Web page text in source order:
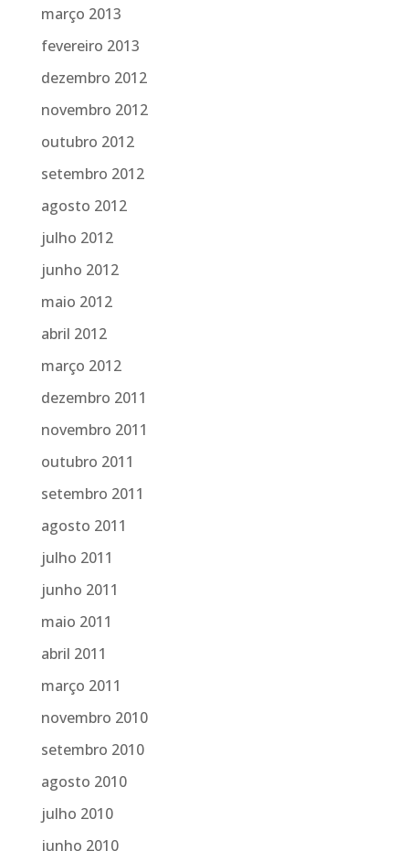
março 2013
fevereiro 2013
dezembro 2012
novembro 2012
outubro 2012
setembro 2012
agosto 2012
julho 2012
junho 2012
maio 2012
abril 2012
março 2012
dezembro 2011
novembro 2011
outubro 2011
setembro 2011
agosto 2011
julho 2011
junho 2011
maio 2011
abril 2011
março 2011
novembro 2010
setembro 2010
agosto 2010
julho 2010
junho 2010